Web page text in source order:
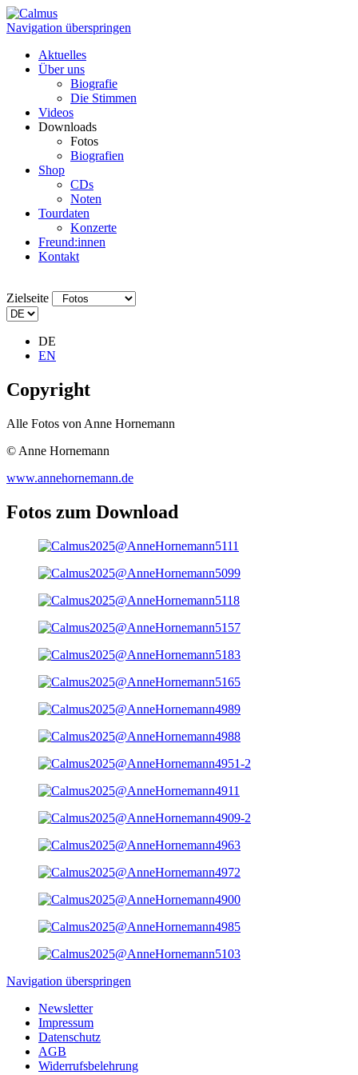
Navigation überspringen
Aktuelles
Über uns
Biografie
Die Stimmen
Videos
Downloads
Fotos
Biografien
Shop
CDs
Noten
Tourdaten
Konzerte
Freund:innen
Kontakt
Zielseite
DE
EN
Copyright
Alle Fotos von Anne Hornemann
© Anne Hornemann
www.annehornemann.de
Fotos zum Download
Navigation überspringen
Newsletter
Impressum
Datenschutz
AGB
Widerrufsbelehrung